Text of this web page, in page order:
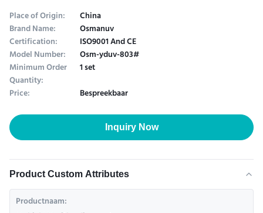
Place of Origin:
China
Brand Name: Osmanuv
Certification: ISO9001 And CE
Model Number: Osm-yduv-803#
Minimum Order
Quantity:
1 set
Price:
Bespreekbaar
Inquiry Now
Product Custom Attributes
Productnaam: